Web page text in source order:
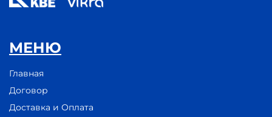
МЕНЮ
Главная
Договор
Доставка и Оплата